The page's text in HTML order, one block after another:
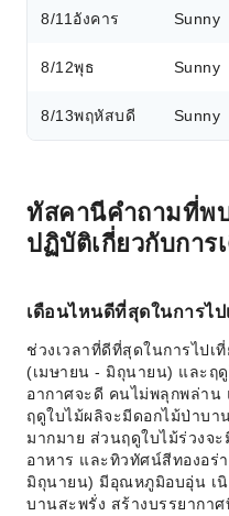
8/11 อังคาร Sunny
8/12พุธ Sunny
8/13พฤหัสบดี Sunny
ทัสคานีคำถามที่พ
ปฏิบัติเกี่ยวกับการ
เดือนไหนดีที่สุดในการไ
ช่วงเวลาที่ดีที่สุดในการไปเ
(เมษายน - มิถุนายน) และฤ
อากาศจะดี คนไม่พลุกพล่าน
ฤดูใบไม้ผลิจะมีดอกไม้ป่าบา
มากมาย ส่วนฤดูใบไม้ร่วงจะ
อาหาร และทิวทัศน์สีทองอร่
มิถุนายน) มีอุณหภูมิอบอุ่น เนิ
บานสะพรั่ง สร้างบรรยากา